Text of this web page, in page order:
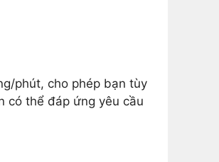
phút, cho phép bạn tùy
có thể đáp ứng yêu cầu